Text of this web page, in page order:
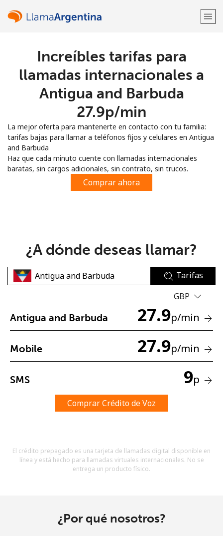
¡Bienvenido!
Regístrate con
o
Mínimo 8 caracteres
Una letra mayúscula y una minúscula
Un caracter especial
Al abrir una cuenta en este sitio web, estoy de acuerdo con
estos
Términos y condiciones.
Increíbles tarifas para
llamadas internacionales a
Antigua and Barbuda
⁦27.9p⁩/min
La mejor oferta para mantenerte en contacto con tu familia:
tarifas bajas para llamar a teléfonos fijos y celulares en Antigua
and Barbuda
Haz que cada minuto cuente con llamadas internacionales
baratas, sin cargos adicionales, sin contrato, sin trucos.
Comprar ahora
¿A dónde deseas llamar?
Tarifas
GBP
Antigua and Barbuda 27.9p/min
Mobile 27.9p/min
SMS 9p
Comprar Crédito de Voz
El crédito prepagado es una tarjeta de llamadas digital disponible en
línea y está hecho para llamadas virtuales internacionales. No se
entrega un producto físico.
¿Por qué nosotros?